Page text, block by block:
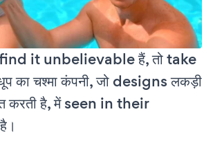
find it unbelievable हैं, तो take
का चश्मा कंपनी, जो designs लकड़ी
करती है, में seen in their